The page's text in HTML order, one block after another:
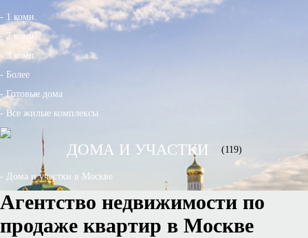
- 1 комн.
- 2 комн.
- 3 комн.
- Более
- Готовые дома
- Все жилые комплексы
(119)
ДОМА И УЧАСТКИ
- Дома и участки в Москве
Агентство недвижимости по
продаже квартир в Москве